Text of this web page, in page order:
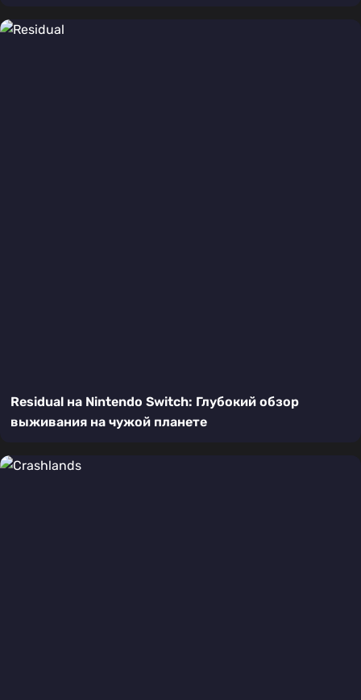
Residual на Nintendo Switch: Глубокий обзор
выживания на чужой планете